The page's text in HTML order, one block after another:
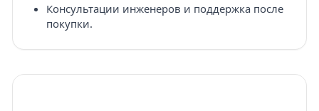
Консультации инженеров и поддержка после
покупки.